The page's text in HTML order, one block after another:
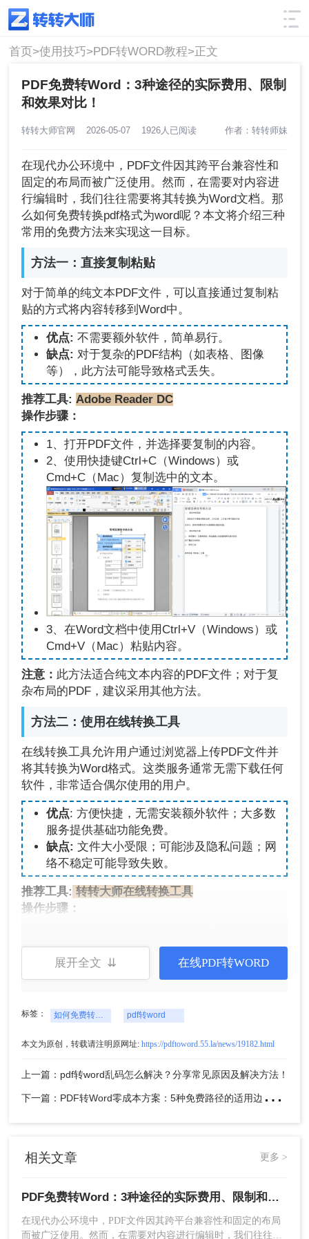
使用技巧 筛选
首页>使用技巧>PDF转WORD教程>正文
PDF免费转Word：3种途径的实际费用、限制
和效果对比！
转转大师官网 2026-05-07 1926人已阅读 作者：转转师妹
在现代办公环境中，PDF文件因其跨平台兼容性和
固定的布局而被广泛使用。然而，在需要对内容进
行编辑时，我们往往需要将其转换为Word文档。那
么如何免费转换pdf格式为word呢？本文将介绍三种
常用的免费方法来实现这一目标。
方法一：直接复制粘贴
对于简单的纯文本PDF文件，可以直接通过复制粘
贴的方式将内容转移到Word中。
优点: 不需要额外软件，简单易行。
缺点: 对于复杂的PDF结构（如表格、图像
等），此方法可能导致格式丢失。
推荐工具:Adobe Reader DC
操作步骤：
1、打开PDF文件，并选择要复制的内容。
2、使用快捷键Ctrl+C（Windows）或
Cmd+C（Mac）复制选中的文本。
3、在Word文档中使用Ctrl+V（Windows）或
Cmd+V（Mac）粘贴内容。
注意： 此方法适合纯文本内容的PDF文件；对于复
杂布局的PDF，建议采用其他方法。
方法二：使用在线转换工具
在线转换工具允许用户通过浏览器上传PDF文件并
将其转换为Word格式。这类服务通常无需下载任何
软件，非常适合偶尔使用的用户。
优点: 方便快捷，无需安装额外软件；大多数
服务提供基础功能免费。
缺点: 文件大小受限；可能涉及隐私问题；网
络不稳定可能导致失败。
推荐工具: 转转大师在线转换工具
操作步骤：
https://pdftoword.55.la/
2、打开网址在线转换，点击“选择文件”，将要
3、如果有需要设置也可以选择设置一下哦。
展开全文 ⇊ 在线PDF转WORD
标签： 如何免费转换pdf格式为word pdf转word
本文为原创，转载请注明原网址: https://pdftoword.55.la/news/19182.html
上一篇：pdf转word乱码怎么解决？分享常见原因及解决方法！
下
一篇：PDF转Word零成本方案：5种免费路径的适用边界和效果评估！
相关文章 更多 >
PDF免费转Word：3种途径的实际费用、限制和效果对比！
在现代办公环境中，PDF文件因其跨平台兼容性和固定的布局
而被广泛使用。然而，在需要对内容进行编辑时，我们往往需